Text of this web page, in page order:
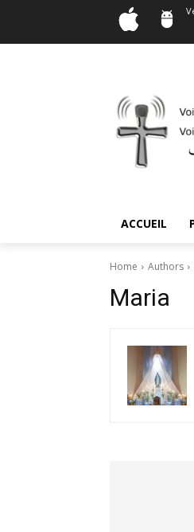
ACCUEIL
Home Authors
Maria